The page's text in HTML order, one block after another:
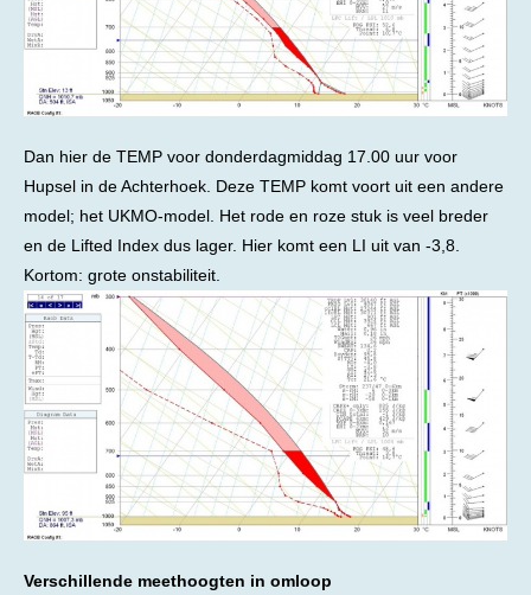
Dan hier de TEMP voor donderdagmiddag 17.00 uur voor
Hupsel in de Achterhoek. Deze TEMP komt voort uit een andere
model; het UKMO-model. Het rode en roze stuk is veel breder
en de Lifted Index dus lager. Hier komt een LI uit van -3,8.
Kortom: grote onstabiliteit.
Verschillende meethoogten in omloop